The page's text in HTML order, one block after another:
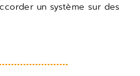
un système sur des